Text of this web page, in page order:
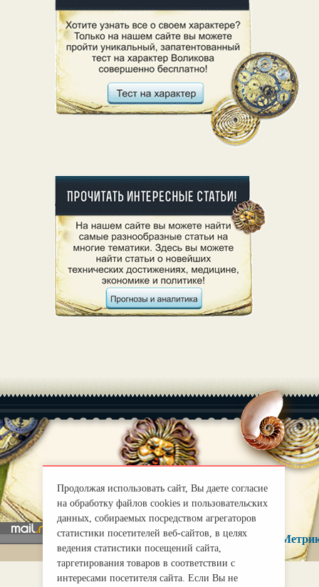
|
mirprognoz@mail.ru
Продолжая использовать сайт, Вы даете согласие
на обработку файлов cookies и пользовательских
данных, собираемых посредством агрегаторов
статистики посетителей веб-сайтов, в целях
ведения статистики посещений сайта,
таргетирования товаров в соответствии с
интересами посетителя сайта. Если Вы не